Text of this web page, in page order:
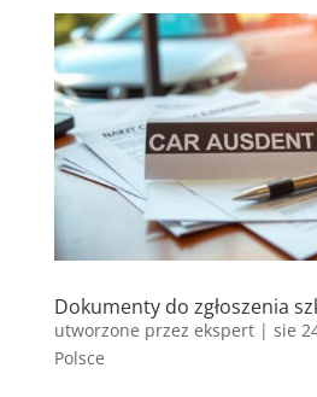
Dokumenty do zgłoszenia
utworzone przez ekspert| sie
Polsce